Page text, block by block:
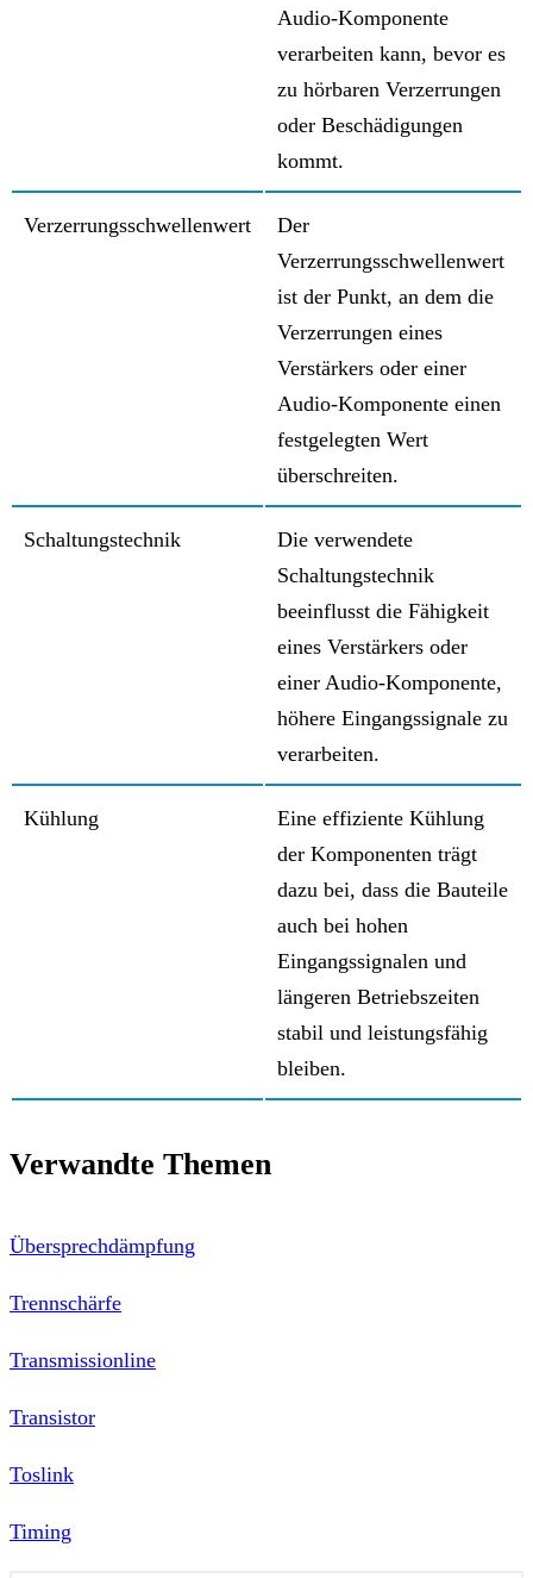
Audio-Komponente
verarbeiten kann, bevor es
zu hörbaren Verzerrungen
oder Beschädigungen
kommt.
Verzerrungsschwellenwert
Der
Verzerrungsschwellenwert
ist der Punkt, an dem die
Verzerrungen eines
Verstärkers oder einer
Audio-Komponente einen
festgelegten Wert
überschreiten.
Schaltungstechnik
Die verwendete
Schaltungstechnik
beeinflusst die Fähigkeit
eines Verstärkers oder
einer Audio-Komponente,
höhere Eingangssignale zu
verarbeiten.
Kühlung
Eine effiziente Kühlung
der Komponenten trägt
dazu bei, dass die Bauteile
auch bei hohen
Eingangssignalen und
längeren Betriebszeiten
stabil und leistungsfähig
bleiben.
Verwandte Themen
Übersprechdämpfung
Trennschärfe
Transmissionline
Transistor
Toslink
Timing